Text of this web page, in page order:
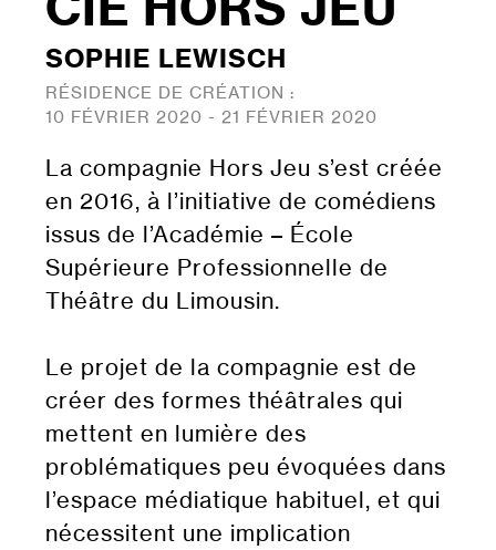
SOPHIE LEWISCH
RÉSIDENCE DE CRÉATION :
10 FÉVRIER 2020 - 21 FÉVRIER 2020
La compagnie Hors Jeu s’est créée
en 2016, à l’initiative de comédiens
issus de l’Académie – École
Supérieure Professionnelle de
Théâtre du Limousin.
Le projet de la compagnie est de
créer des formes théâtrales qui
mettent en lumière des
problématiques peu évoquées dans
l’espace médiatique habituel, et qui
nécessitent une implication